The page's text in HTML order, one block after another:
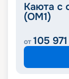
Каюта с
(OM1)
от 105 971